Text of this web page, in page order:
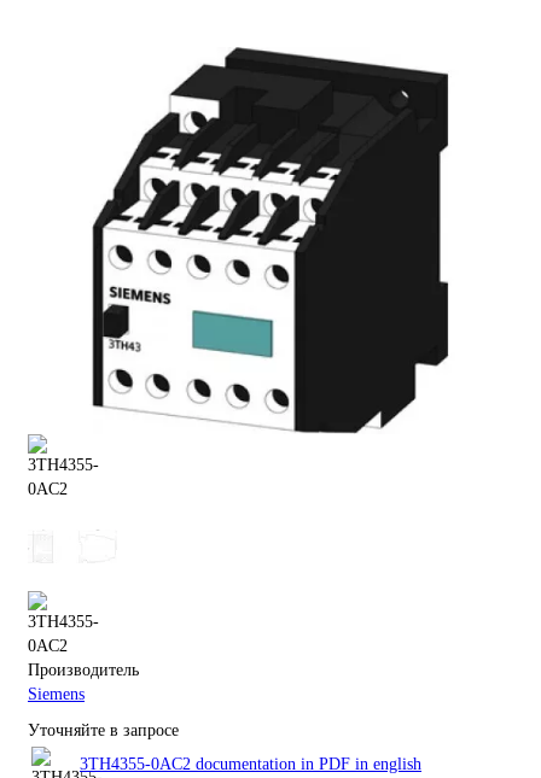
Производитель
Siemens
Уточняйте в запросе
3TH4355-0AC2 documentation in PDF in english